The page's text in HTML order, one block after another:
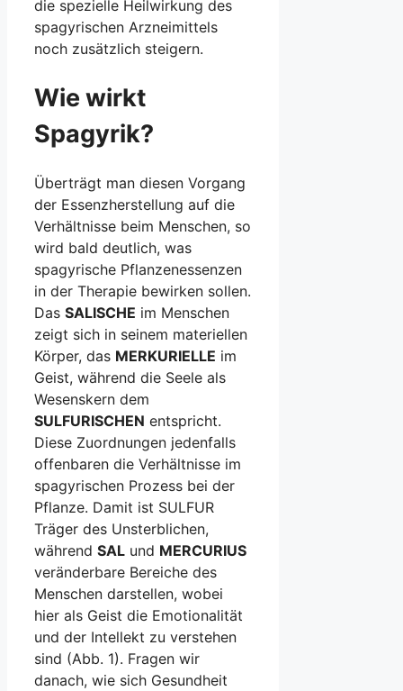
die spezielle Heilwirkung des
spagyrischen Arzneimittels
noch zusätzlich steigern.
Wie wirkt
Spagyrik?
Überträgt man diesen Vorgang
der Essenzherstellung auf die
Verhältnisse beim Menschen, so
wird bald deutlich, was
spagyrische Pflanzenessenzen
in der Therapie bewirken sollen.
Das SALISCHE im Menschen
zeigt sich in seinem materiellen
Körper, das MERKURIELLE im
Geist, während die Seele als
Wesenskern dem
SULFURISCHEN entspricht.
Diese Zuordnungen jedenfalls
offenbaren die Verhältnisse im
spagyrischen Prozess bei der
Pflanze. Damit ist SULFUR
Träger des Unsterblichen,
während SAL und MERCURIUS
veränderbare Bereiche des
Menschen darstellen, wobei
hier als Geist die Emotionalität
und der Intellekt zu verstehen
sind (Abb. 1). Fragen wir
danach, wie sich Gesundheit